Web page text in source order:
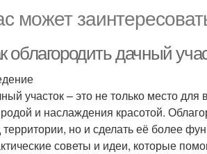
может
облагородить дачный
участок – это не только место
и наслаждения красотой.
территории, но и сделать её более
советы и идеи, которые